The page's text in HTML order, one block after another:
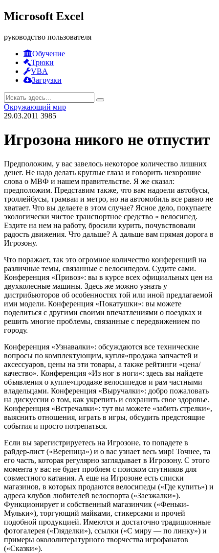
Microsoft Excel
руководство пользователя
Обучение
Трюки
VBA
Загрузки
Окружающий мир
29.03.2011 3985
Игрозона никого не отпустит
Предположим, у вас завелось некоторое количество лишних
денег. Не надо делать круглые глаза и говорить нехорошие
слова о МВФ и нашем правительстве. Я же сказал:
предположим. Представим также, что вам надоели автобусы,
троллейбусы, трамваи и метро, но на автомобиль все равно не
хватает. Что вы делаете в этом случае? Ясное дело, покупаете
экологически чистое транспортное средство « велосипед.
Ездите на нем на работу, бросили курить, почувствовали
радость движения. Что дальше? А дальше вам прямая дорога в
Игрозону.
Что поражает, так это огромное количество конференций на
различные темы, связанные с велосипедом. Судите сами.
Конференция «Привоз»: вы в курсе всех официальных цен на
двухколесные машины. Здесь же можно узнать у
дистрибьюторов об особенностях той или иной предлагаемой
ими модели. Конференция «Покатушки»: вы можете
поделиться с другими своими впечатлениями о поездках и
решить многие проблемы, связанные с передвижением по
городу.
Конференция «Узнавалки»: обсуждаются все технические
вопросы по комплектующим, купля«продажа запчастей и
аксессуаров, цены на эти товары, а также рейтинги «цена/
качество». Конференция «Из ног в ноги«: здесь вы найдете
объявления о купле«продаже велосипедов и рам частными
владельцами. Конференция «Выручалки»: добро пожаловать
на дискуссии о том, как укрепить и сохранить свое здоровье.
Конференция «Встречалки»: тут вы можете «забить стрелки»,
выяснить отношения, играть в игры, обсудить предстоящие
события и просто потрепаться.
Если вы зарегистрируетесь на Игрозоне, то попадете в
райдер-лист («Вереница») и о вас узнает весь мир! Точнее, та
его часть, которая регулярно заглядывает в Игрозону. С этого
момента у вас не будет проблем с поиском спутников для
совместного катания. А еще на Игрозоне есть списки
магазинов, в которых продаются велосипеды («Где купить») и
адреса клубов любителей велоспорта («Заезжалки»).
Функционирует и собственный магазинчик («Феньки-
Мульки«), торгующий майками, стикерсами и прочей
подобной продукцией. Имеются и достаточно традиционные
фотогалерея («Гляделки»), ссылки («С миру — по линку») и
примеры окололитературного творчества игрофанатов
(«Сказки»).